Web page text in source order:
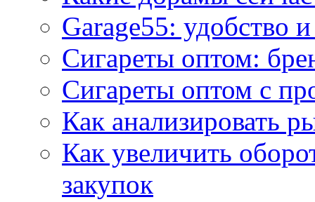
Garage55: удобство
Сигареты оптом:
Сигареты оптом с
Как анализировать
Как увеличить
закупок